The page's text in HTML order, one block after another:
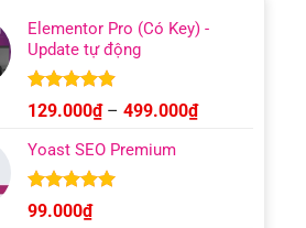
Elementor Pro (Có Key) -
Update tự động
Được xếp
hạng4.93
5 sao
129.000₫ – 499.000₫Khoảng
Yoast SEO Premium
Được xếp
hạng4.96
99.000₫